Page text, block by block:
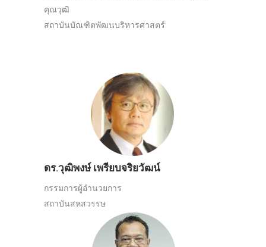
คุณวุฒิ
สถาบันบัณฑิตพัฒนบริหารศาสตร์
ดร.วุฒิพงษ์ เพรียบจริยวัฒน์
กรรมการผู้อำนวยการ
สถาบันสหสวรรษ